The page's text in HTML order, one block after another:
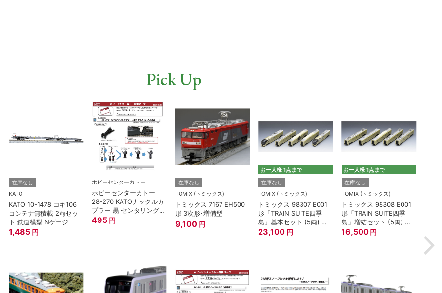
Pick Up
在庫なし
KATO
KATO 10-1478 コキ106
コンテナ無積載 2両セッ
ト 鉄道模型 Nゲージ
1,485 円
ホビーセンターカトー
ホビーセンターカトー
28-270 KATOナックルカ
プラー 黒 センタリングバ
ネ付 (10個入り） Nゲー
495 円
在庫なし
TOMIX (トミックス)
トミックス 7167 EH500
形 3次形･増備型
9,100 円
お一人様 1点まで
在庫なし
TOMIX (トミックス)
トミックス 98307 E001
形「TRAIN SUITE四季
島」基本セット (5両) 鉄
道模型
23,100 円
お一人様 1点まで
在庫なし
TOMIX (トミックス)
トミックス 98308 E001
形「TRAIN SUITE四季
島」増結セット (5両) 鉄
道模型
16,500 円